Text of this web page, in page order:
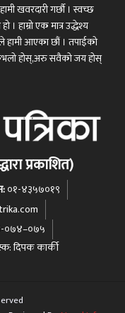
खवरदारी गर्छौ । स्वच्छ
। हाम्रो एक मात्र उद्धेश्य
हामी आएका छौं । तपाईको
कुभलो होस्,अरु सवैको जय होस्
प्रकाशित)
०१-४३५७०१९
दिपक कार्की